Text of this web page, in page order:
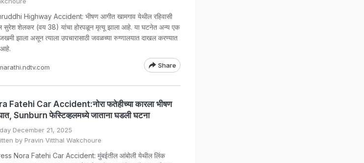
Highway Accident: भीषण आगीत खामगाव येथील रहिवासी
सुरेश शेलकर (वय 38) यांचा होरपळून मृत्यू झाला आहे. या घटनेत अन्य एक
झाला असून त्याला उपचारासाठी जवळच्या रुग्णालयात दाखल करण्यात
Share
Fatehi Car Accident:नोरा फतेहीच्या कारला भीषण
Sunburn फेस्टिव्हलमध्ये जाताना घडली घटना
December 21, 2025
by Pravin Vitthal Wakchoure
Nora Fatehi Car Accident: मुंबईतील आंबोली येथील लिंक